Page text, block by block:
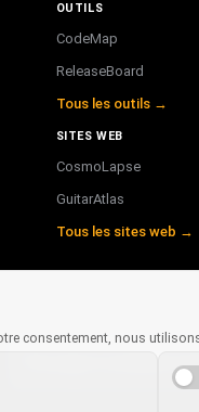
OUTILS
CodeMap
ReleaseBoard
Tous les outils →
SITES WEB
CosmoLapse
GuitarAtlas
Tous les sites web →
This page is available in
consentement, nous